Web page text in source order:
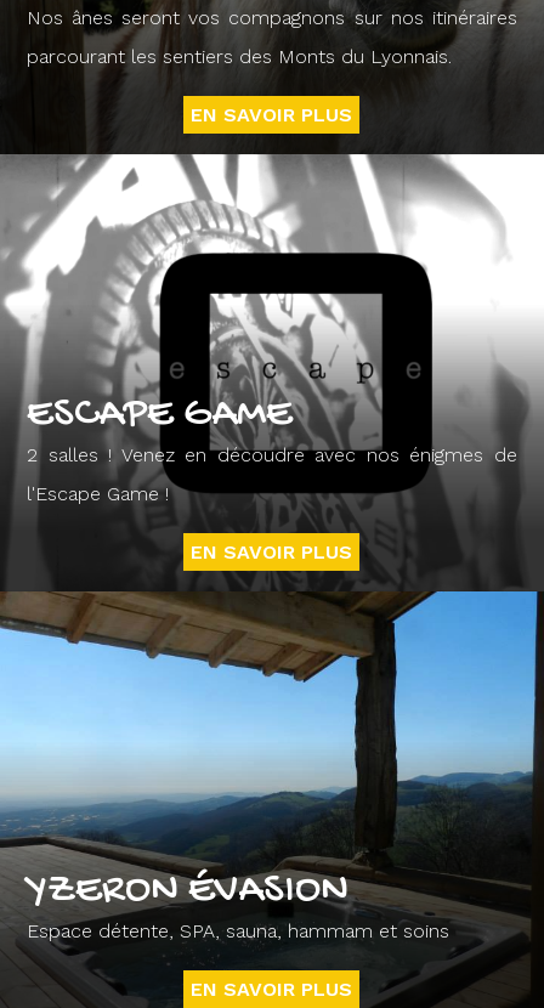
Nos ânes seront vos compagnons sur nos itinéraires
parcourant les sentiers des Monts du Lyonnais.
EN SAVOIR PLUS
ESCAPE GAME
2 salles ! Venez en découdre avec nos énigmes de
l'Escape Game !
EN SAVOIR PLUS
YZERON ÉVASION
Espace détente, SPA, sauna, hammam et soins
EN SAVOIR PLUS